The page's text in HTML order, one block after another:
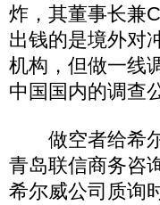
炸，其董事长兼
出钱的是境外对
机构，但做一线
中国国内的调查
做空者给希尔
青岛联信商务咨
希尔威公司质询